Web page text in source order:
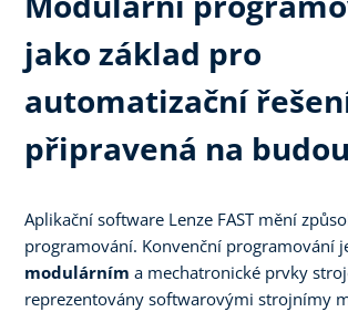
jako základ pro
automatizační
připravená na
Aplikační software Lenze FAST mění
programování. Konvenční programování
modulárním a mechatronické prvky
reprezentovány softwarovými strojnímy